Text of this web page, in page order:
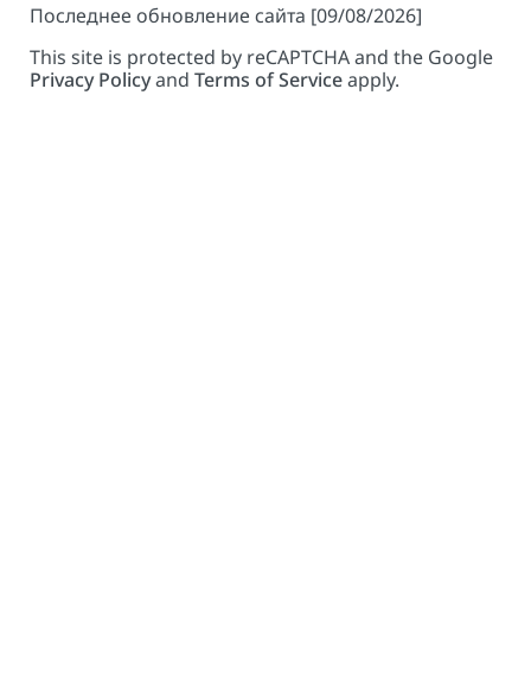
Последнее обновление сайта [09/08/2026]
This site is protected by reCAPTCHA and the Google
Privacy Policyand Terms of Serviceapply.